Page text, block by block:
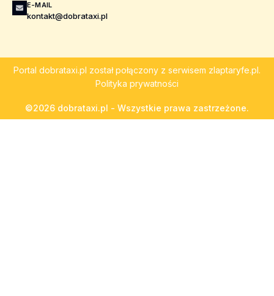
E-MAIL
kontakt@dobrataxi.pl
Portal dobrataxi.pl został połączony z serwisem zlaptaryfe.pl.
Polityka prywatności
©2026 dobrataxi.pl - Wszystkie prawa zastrzeżone.